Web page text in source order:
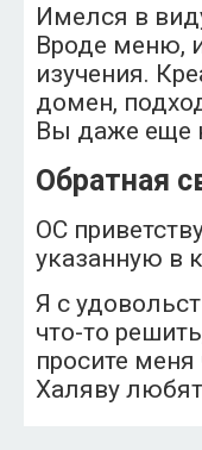
Имелся в
Вроде меню,
изучения.
домен,
Вы даже еще
Обратная
ОС
указанную в
Я с
что-то
просите меня
Халяву